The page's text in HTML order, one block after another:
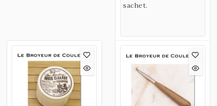
sachet.